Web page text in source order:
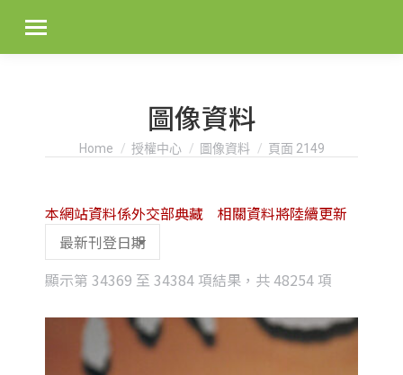
圖像資料
You are here:
Home 授權中心 圖像資料 頁面 2149
顯示第 34369 至 34384 項結果，共 48254 項
latest
本網站資料係外交部典藏 相關資料將陸續更新